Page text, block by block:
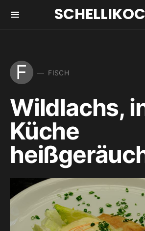
F FISCH
Wildlachs,
Küche